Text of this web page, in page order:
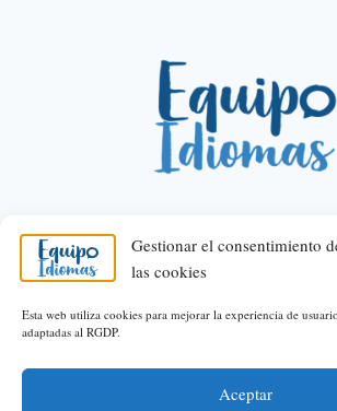
Gestionar el consentimiento
las cookies
Esta web utiliza cookies para mejorar la experiencia de
adaptadas al RGDP.
Aceptar
© 2026 Equipo Idiomas